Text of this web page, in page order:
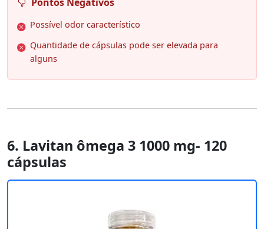
Possível odor característico
Quantidade de cápsulas pode ser elevada para
alguns
6. Lavitan ômega 3 1000 mg- 120
cápsulas